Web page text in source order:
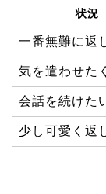
状況
一番無難に返
気を遣わせた
会話を続けた
少し可愛く返